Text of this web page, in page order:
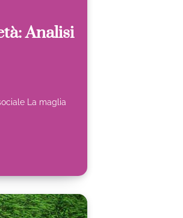
Analisi
La maglia